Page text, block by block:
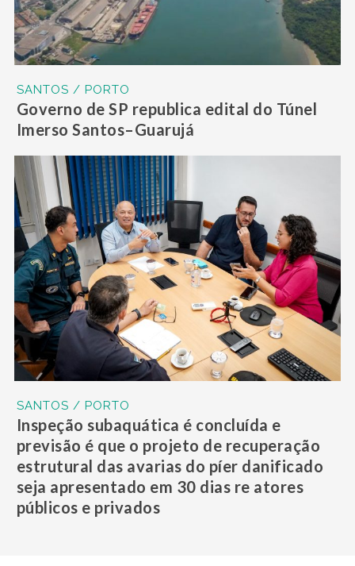
SANTOS / PORTO
Governo de SP republica edital do Túnel
Imerso Santos–Guarujá
SANTOS / PORTO
Inspeção subaquática é concluída e
previsão é que o projeto de recuperação
estrutural das avarias do píer danificado
seja apresentado em 30 dias re atores
públicos e privados